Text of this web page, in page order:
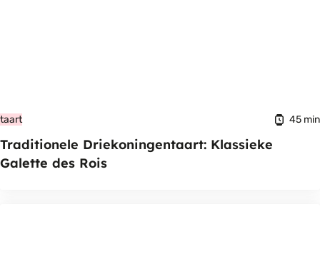
taart 45 min
Traditionele Driekoningentaart: Klassieke
Galette des Rois